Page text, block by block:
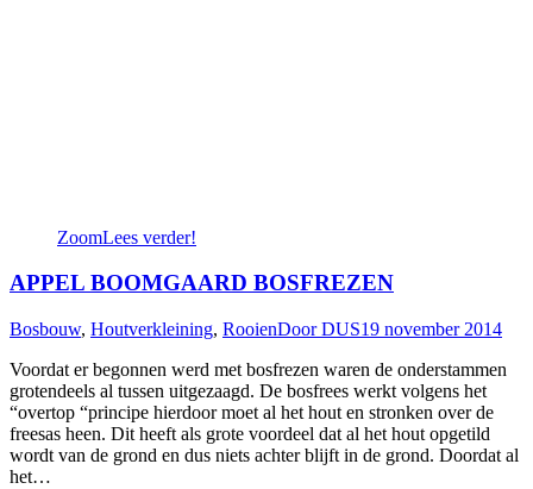
ZoomLees verder!
APPEL BOOMGAARD BOSFREZEN
Bosbouw, Houtverkleining, RooienDoorDUS19 november 2014
Voordat er begonnen werd met bosfrezen waren de onderstammen
grotendeels al tussen uitgezaagd. De bosfrees werkt volgens het
“overtop “principe hierdoor moet al het hout en stronken over de
freesas heen. Dit heeft als grote voordeel dat al het hout opgetild
wordt van de grond en dus niets achter blijft in de grond. Doordat al
het…